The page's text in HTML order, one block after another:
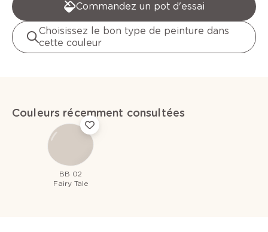
Commandez un pot d'essai
Choisissez le bon type de peinture dans
cette couleur
Couleurs récemment consultées
BB 02
Fairy Tale